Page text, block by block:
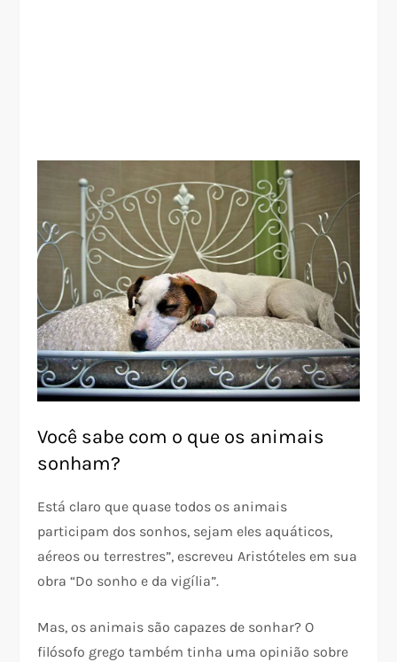
Você sabe com o que os animais
sonham?
Está claro que quase todos os animais
participam dos sonhos, sejam eles aquáticos,
aéreos ou terrestres”, escreveu Aristóteles em sua
obra “Do sonho e da vigília”.
Mas, os animais são capazes de sonhar? O
filósofo grego também tinha uma opinião sobre